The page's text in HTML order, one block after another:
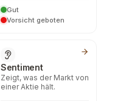
Gut
Vorsicht geboten
Sentiment
Zeigt, was der Markt von
einer Aktie hält.